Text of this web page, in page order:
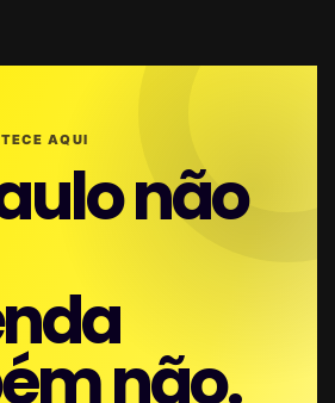
AQUI
não
não.